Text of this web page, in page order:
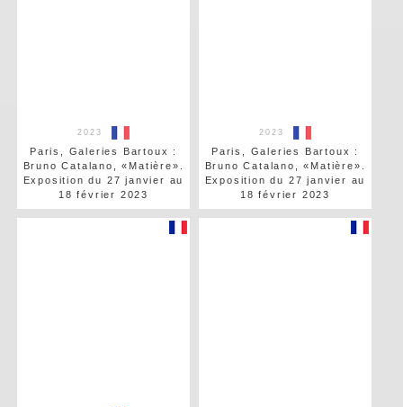
2023
Paris, Galeries Bartoux :
Bruno Catalano, «Matière».
Exposition du 27 janvier au
18 février 2023
2023
Paris, Galeries Bartoux :
Bruno Catalano, «Matière».
Exposition du 27 janvier au
18 février 2023